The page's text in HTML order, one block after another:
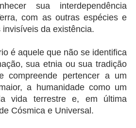
sua interdependência
com as outras espécies e
da existência.
é aquele que não se identifica
sua etnia ou sua tradição
compreende pertencer a um
a humanidade como um
vida terrestre e, em última
Cósmica e Universal.